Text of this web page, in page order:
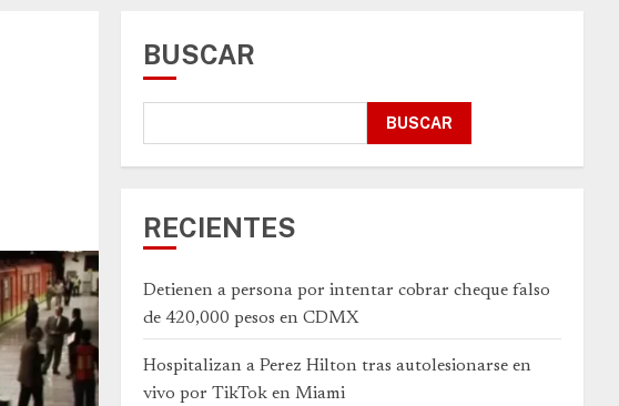
BUSCAR
BUSCAR
RECIENTES
Detienen a persona por intentar cobrar cheque falso
de 420,000 pesos en CDMX
Hospitalizan a Perez Hilton tras autolesionarse en
vivo por TikTok en Miami